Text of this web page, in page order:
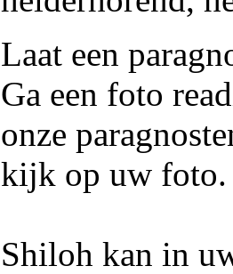
Laat een
Ga een foto
onze
kijk op uw foto.
Shiloh kan in